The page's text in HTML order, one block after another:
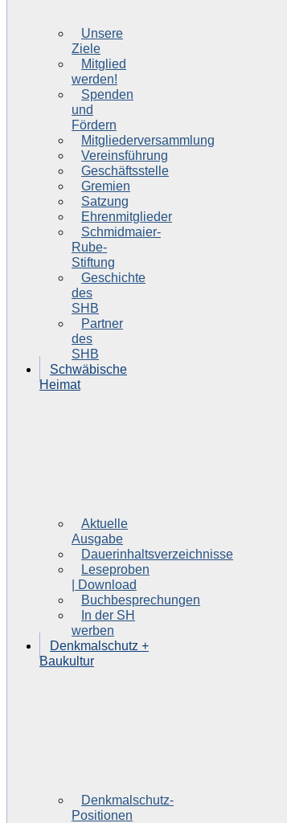
Unsere
Ziele
Mitglied
werden!
Spenden
und
Fördern
Mitgliederversammlung
Vereinsführung
Geschäftsstelle
Gremien
Satzung
Ehrenmitglieder
Schmidmaier-
Rube-
Stiftung
Geschichte
des
SHB
Partner
des
SHB
Schwäbische
Heimat
Aktuelle
Ausgabe
Dauerinhaltsverzeichnisse
Leseproben
| Download
Buchbesprechungen
In der SH
werben
Denkmalschutz +
Baukultur
Denkmalschutz-
Positionen